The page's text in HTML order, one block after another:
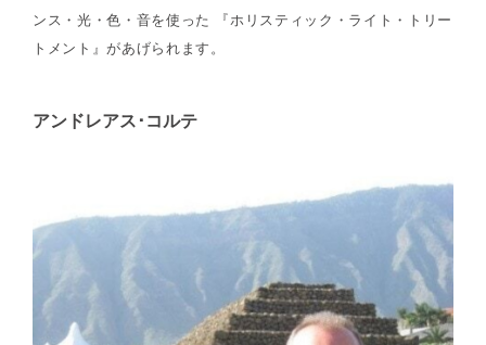
ンス・光・色・音を使った 『ホリスティック・ライト・トリー
トメント』があげられます。
アンドレアス･コルテ